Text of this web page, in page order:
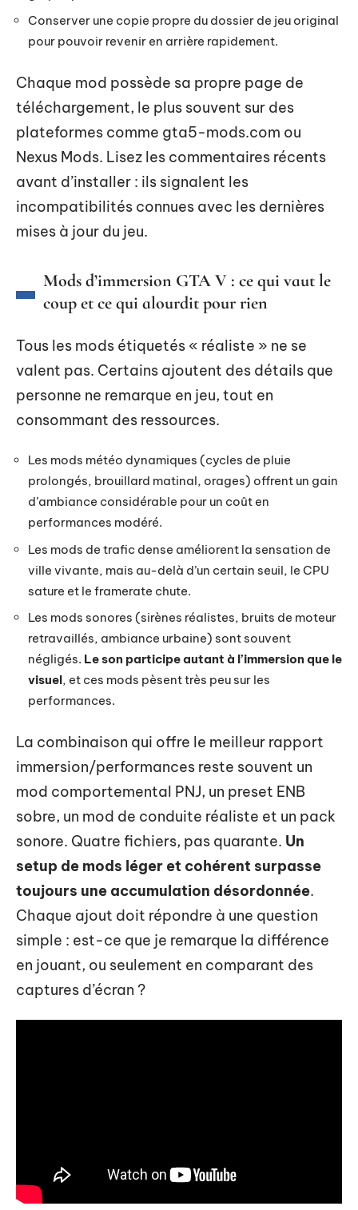
Conserver une copie propre du dossier de jeu original
pour pouvoir revenir en arrière rapidement.
Chaque mod possède sa propre page de
téléchargement, le plus souvent sur des
plateformes comme gta5-mods.com ou
Nexus Mods. Lisez les commentaires récents
avant d’installer : ils signalent les
incompatibilités connues avec les dernières
mises à jour du jeu.
Mods d’immersion GTA V : ce qui vaut le
coup et ce qui alourdit pour rien
Tous les mods étiquetés « réaliste » ne se
valent pas. Certains ajoutent des détails que
personne ne remarque en jeu, tout en
consommant des ressources.
Les mods météo dynamiques (cycles de pluie
prolongés, brouillard matinal, orages) offrent un gain
d’ambiance considérable pour un coût en
performances modéré.
Les mods de trafic dense améliorent la sensation de
ville vivante, mais au-delà d’un certain seuil, le CPU
sature et le framerate chute.
Les mods sonores (sirènes réalistes, bruits de moteur
retravaillés, ambiance urbaine) sont souvent
négligés. Le son participe autant à l’immersion que le
visuel, et ces mods pèsent très peu sur les
performances.
La combinaison qui offre le meilleur rapport
immersion/performances reste souvent un
mod comportemental PNJ, un preset ENB
sobre, un mod de conduite réaliste et un pack
sonore. Quatre fichiers, pas quarante. Un
setup de mods léger et cohérent surpasse
toujours une accumulation désordonnée.
Chaque ajout doit répondre à une question
simple : est-ce que je remarque la différence
en jouant, ou seulement en comparant des
captures d’écran ?